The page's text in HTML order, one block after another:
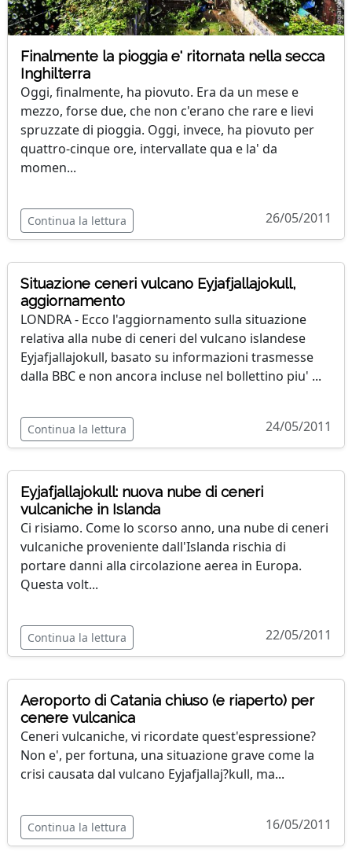
Finalmente la pioggia e' ritornata nella secca
Inghilterra
Oggi, finalmente, ha piovuto. Era da un mese e
mezzo, forse due, che non c'erano che rare e lievi
spruzzate di pioggia. Oggi, invece, ha piovuto per
quattro-cinque ore, intervallate qua e la' da
momen...
Continua la lettura 26/05/2011
Situazione ceneri vulcano Eyjafjallajokull,
aggiornamento
LONDRA - Ecco l'aggiornamento sulla situazione
relativa alla nube di ceneri del vulcano islandese
Eyjafjallajokull, basato su informazioni trasmesse
dalla BBC e non ancora incluse nel bollettino piu' ...
Continua la lettura 24/05/2011
Eyjafjallajokull: nuova nube di ceneri
vulcaniche in Islanda
Ci risiamo. Come lo scorso anno, una nube di ceneri
vulcaniche proveniente dall'Islanda rischia di
portare danni alla circolazione aerea in Europa.
Questa volt...
Continua la lettura 22/05/2011
Aeroporto di Catania chiuso (e riaperto) per
cenere vulcanica
Ceneri vulcaniche, vi ricordate quest'espressione?
Non e', per fortuna, una situazione grave come la
crisi causata dal vulcano Eyjafjallaj?kull, ma...
Continua la lettura 16/05/2011